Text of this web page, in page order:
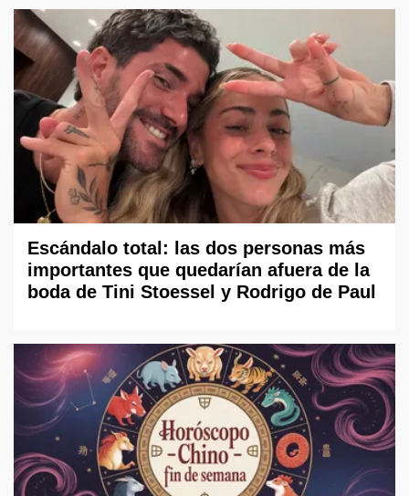
Escándalo total: las dos personas más
importantes que quedarían afuera de la
boda de Tini Stoessel y Rodrigo de Paul